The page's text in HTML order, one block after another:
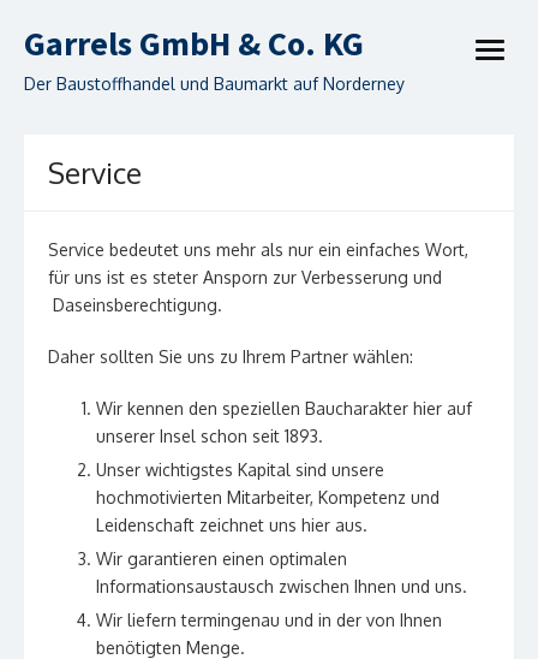
to
Garrels GmbH & Co. KG
Der Baustoffhandel und Baumarkt auf Norderney
open
Service
Service bedeutet uns mehr als nur ein einfaches Wort,
für uns ist es steter Ansporn zur Verbesserung und
Daseinsberechtigung.
Daher sollten Sie uns zu Ihrem Partner wählen:
Wir kennen den speziellen Baucharakter hier auf
unserer Insel schon seit 1893.
Unser wichtigstes Kapital sind unsere
hochmotivierten Mitarbeiter, Kompetenz und
Leidenschaft zeichnet uns hier aus.
Wir garantieren einen optimalen
Informationsaustausch zwischen Ihnen und uns.
Wir liefern termingenau und in der von Ihnen
benötigten Menge.